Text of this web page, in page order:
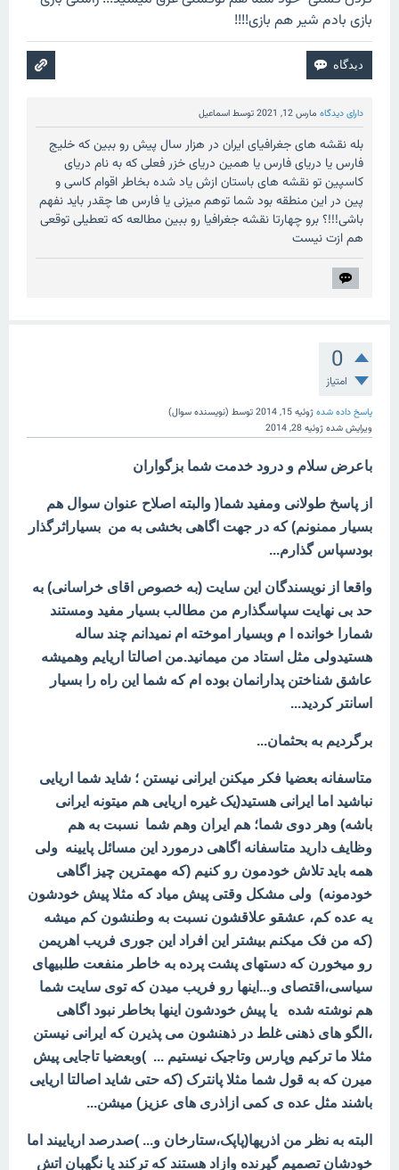
بازی بادم شیر هم بازی!!!!
دارای دیدگاه مارس 12, 2021 توسطاسماعیل
بله نقشه های جغرافیای ایران در هزار سال پیش رو ببین که خلیج
فارس یا دریای فارس یا همین دریای خزر فعلی که به نام دریای
کاسپین تو نقشه های باستان ازش یاد شده بخاطر اقوام کاسی و
پین در این منطقه بود شما توهم میزنی یا فارس ها چقدر باید نفهم
باشی!!!؟ برو چهارتا نقشه جغرافیا رو ببین مطالعه که تعطیلی توقعی
هم ازت نیست
0
امتیاز
پاسخ داده شدهژوئیه 15, 2014 توسط (نویسنده سوال)
ویرایش شدهژوئیه 28, 2014
باعرض سلام و درود خدمت شما بزگواران
از پاسخ طولانی ومفید شما( والبته اصلاح عنوان سوال هم
بسیار ممنونم) که در جهت اگاهی بخشی به من بسیاراثرگذار
بودسپاس گذارم...
واقعا از نویسندگان این سایت (به خصوص اقای خراسانی) به
حد بی نهایت سپاسگذارم من مطالب بسیار مفید ومستند
شمارا خوانده ا م وبسیار اموخته ام نمیدانم چند ساله
هستیدولی مثل استاد من میمانید.من اصالتا اریایم وهمیشه
عاشق شناختن پدارانمان بوده ام که شما این راه را بسیار
اسانتر کردید...
برگردیم به بحثمان...
متاسفانه بعضیا فکر میکنن ایرانی نیستن ؛ شاید شما اریایی
نباشید اما ایرانی هستید(یک غیره اریایی هم میتونه ایرانی
باشه) وهر دوی شما؛ هم ایران وهم شما نسبت به هم
وظایف دارید متاسفانه اگاهی درمورد این مسائل پایینه ولی
همه باید تلاش خودمون رو کنیم (که مهمترین چیز اگاهی
خودمونه) ولی مشکل وقتی پیش میاد که مثلا پیش خودشون
یه عده کم، عشقو علاقشون نسبت به وطنشون کم میشه
(که من فک میکنم بیشتر این افراد این جوری فریب اهریمن
رو میخورن که دستهای پشت پرده به خاطر منفعت طلبیهای
سیاسی،اقتصای و...اینها رو فریب میدن که توی سایت شما
هم نوشته شده یا پیش خودشون اینها بخاطر نبود اگاهی
،الگو های ذهنی غلط در ذهنشون می پذیرن که ایرانی نیستن
مثلا ما ترکیم وپارس وتاجیک نیستیم ... )وبعضیا تاجایی پیش
میرن که به قول شما مثلا پانترک (که حتی شاید اصالتا اریایی
باشند مثل عده ی کمی ازاذری های عزیز) میشن...
البته به نظر من اذریها(پاپک،ستارخان و... )صدرصد اریاییند اما
خودشان تصمیم گیرنده وازاد هستند که ترکند یا نگهبان اتش